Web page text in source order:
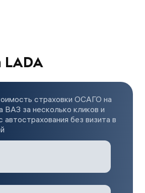
страховки ОСАГО на
ВАЗ за несколько кликов и
без визита в